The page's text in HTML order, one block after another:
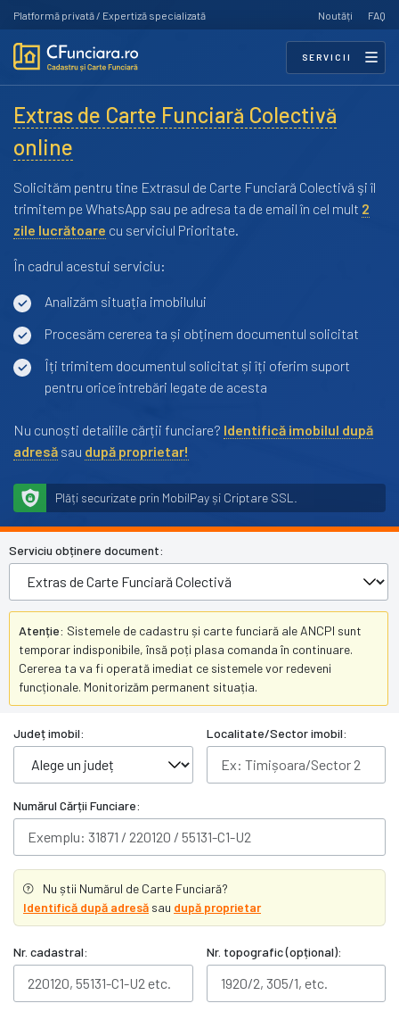
Platformă privată / Expertiză specializată Noutăți FAQ
SERVICII
Extras de Carte Funciară Colectivă
online
Solicităm pentru tine Extrasul de Carte Funciară Colectivă şi îl
trimitem pe WhatsApp sau pe adresa ta de email în cel mult 2
zile lucrătoare cu serviciul Prioritate.
În cadrul acestui serviciu:
Analizăm situația imobilului
Procesăm cererea ta și obținem documentul solicitat
Îți trimitem documentul solicitat și îți oferim suport
pentru orice întrebări legate de acesta
Nu cunoști detaliile cărții funciare? Identifică imobilul după
adresă sau după proprietar!
Plăți securizate prin MobilPay și Criptare SSL.
Serviciu obținere document:
Atenție: Sistemele de cadastru și carte funciară ale ANCPI sunt
temporar indisponibile, însă poți plasa comanda în continuare.
Cererea ta va fi operată imediat ce sistemele vor redeveni
funcționale. Monitorizăm permanent situația.
Județ imobil: Localitate/Sector imobil:
Numărul Cărții Funciare:
Nu știi Numărul de Carte Funciară?
Identifică după adresă sau după proprietar
Nr. cadastral: Nr. topografic (opțional):